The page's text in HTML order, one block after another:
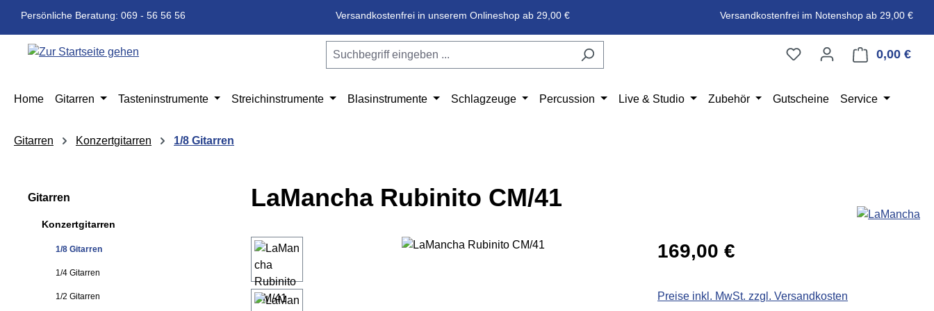
Hauptinhalt springen
Zur Suche springen
Zur Hauptnavigation springen
Persönliche Beratung: 069 - 56 56 56 Versandkostenfrei in unserem Onlineshop ab 29,00 € Versandkostenfrei im Notenshop ab 29,00 €
0,00 €
Home Gitarren Tasteninstrumente Streichinstrumente Blasinstrumente Schlagzeuge Percussion Live & Studio Zubehör Gutscheine Service
Gitarren Konzertgitarren 1/8 Gitarren
Gitarren
Konzertgitarren
1/8 Gitarren
1/4 Gitarren
1/2 Gitarren
LaMancha Rubinito CM/41
Bildergalerie überspringen Regulärer Preis:
169,00 €
Preise inkl. MwSt. zzgl. Versandkosten